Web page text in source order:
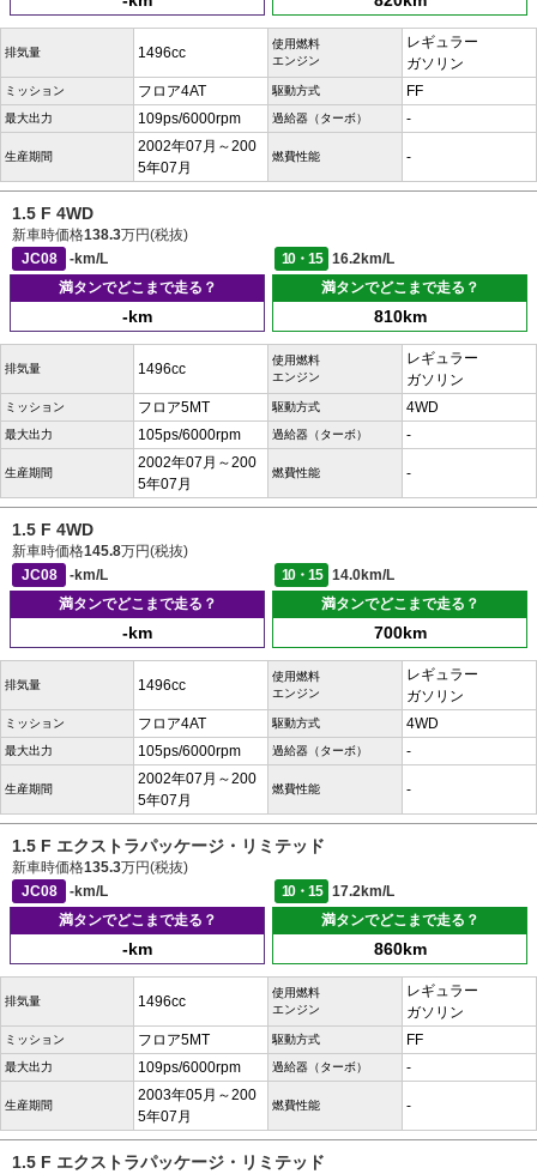
排気量 1496cc
使用燃料
エンジン
レギュラー
ガソリン
ミッション フロア4AT 駆動方式 FF
最大出力 109ps/6000rpm 過給器（ターボ） -
生産期間
2002年07月～200
5年07月
燃費性能 -
1.5 F 4WD
新車時価格138.3万円(税抜)
JC08
-km/L 10・15
16.2km/L
満タンでどこまで走る？
-km
満タンでどこまで走る？
810km
排気量 1496cc
使用燃料
エンジン
レギュラー
ガソリン
ミッション フロア5MT 駆動方式 4WD
最大出力 105ps/6000rpm 過給器（ターボ） -
生産期間
2002年07月～200
5年07月
燃費性能 -
1.5 F 4WD
新車時価格145.8万円(税抜)
JC08
-km/L 10・15
14.0km/L
満タンでどこまで走る？
-km
満タンでどこまで走る？
700km
排気量 1496cc
使用燃料
エンジン
レギュラー
ガソリン
ミッション フロア4AT 駆動方式 4WD
最大出力 105ps/6000rpm 過給器（ターボ） -
生産期間
2002年07月～200
5年07月
燃費性能 -
1.5 F エクストラパッケージ・リミテッド
新車時価格135.3万円(税抜)
JC08
-km/L 10・15
17.2km/L
満タンでどこまで走る？
-km
満タンでどこまで走る？
860km
排気量 1496cc
使用燃料
エンジン
レギュラー
ガソリン
ミッション フロア5MT 駆動方式 FF
最大出力 109ps/6000rpm 過給器（ターボ） -
生産期間
2003年05月～200
5年07月
燃費性能 -
1.5 F エクストラパッケージ・リミテッド